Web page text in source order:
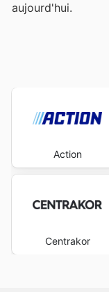
aujourd'hui.
Action
Centrakor